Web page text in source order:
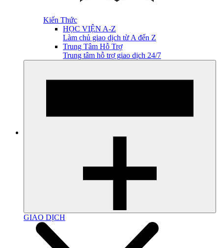
Kiến Thức
HỌC VIỆN A-Z
Làm chủ giao dịch từ A đến Z
Trung Tâm Hỗ Trợ
Trung tâm hỗ trợ giao dịch 24/7
GIAO DỊCH